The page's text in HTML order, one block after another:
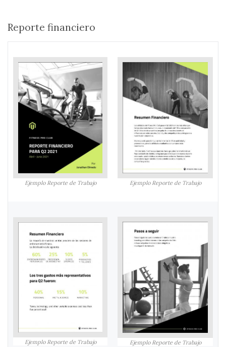
Reporte financiero
Ejemplo Reporte de Trabajo Ejemplo Reporte de Trabajo
Ejemplo Reporte de Trabajo Ejemplo Reporte de Trabajo